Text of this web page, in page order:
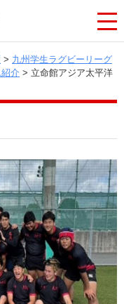
> 九州学生ラグビーリーグ
介 > 立命館アジア太平洋